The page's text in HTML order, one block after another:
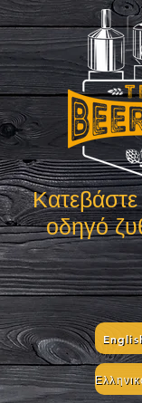
οδηγό